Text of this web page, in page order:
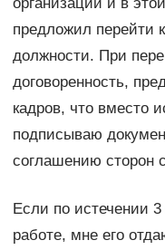
предложил перейти
должности. При
договоренность,
кадров, что вместо
подписываю
соглашению сторон
Если по истечении
работе, мне его